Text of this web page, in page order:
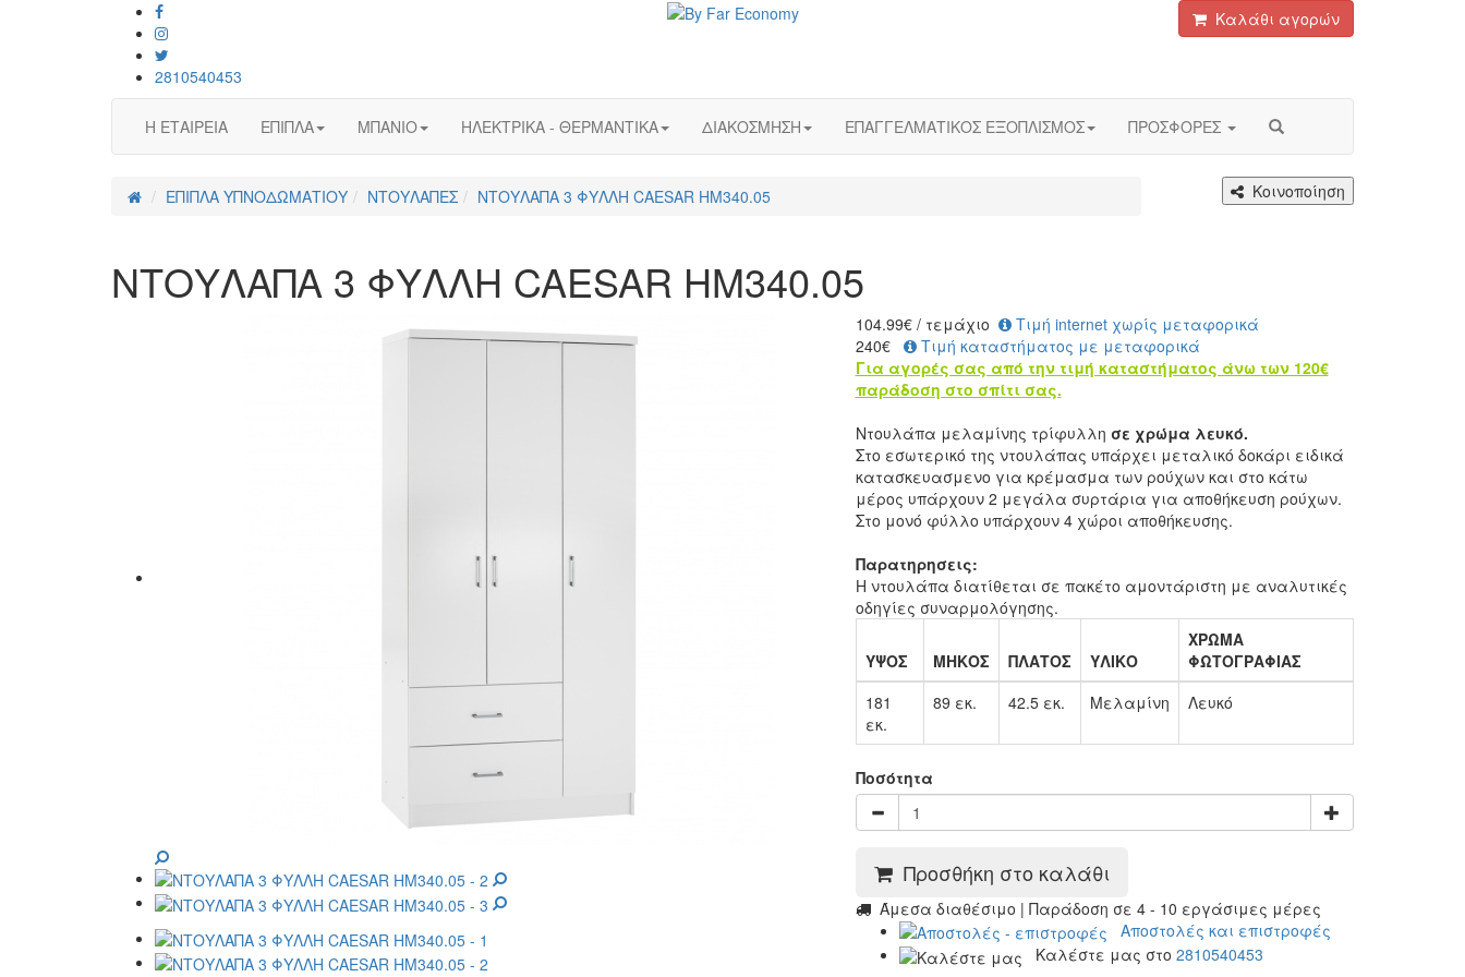
2810540453
Καλάθι αγορών
Η ΕΤΑΙΡΕΙΑ ΕΠΙΠΛΑ ΜΠΑΝΙΟ ΗΛΕΚΤΡΙΚΑ - ΘΕΡΜΑΝΤΙΚΑ ΔΙΑΚΟΣΜΗΣΗ ΕΠΑΓΓΕΛΜΑΤΙΚΟΣ ΕΞΟΠΛΙΣΜΟΣ ΠΡΟΣΦΟΡΕΣ
ΕΠΙΠΛΑ ΥΠΝΟΔΩΜΑΤΙΟΥ ΝΤΟΥΛΑΠΕΣ ΝΤΟΥΛΑΠΑ 3 ΦΥΛΛΗ CAESAR HM340.05 Κοινοποίηση
ΝΤΟΥΛΑΠΑ 3 ΦΥΛΛΗ CAESAR HM340.05
104.99€ / τεμάχιο
Τιμή internet χωρίς μεταφορικά
240€
Τιμή καταστήματος με μεταφορικά
Για αγορές σας από την τιμή καταστήματος άνω των 120€
παράδοση στο σπίτι σας.
Ντουλάπα μελαμίνης τρίφυλλη σε χρώμα λευκό.
Στο εσωτερικό της ντουλάπας υπάρχει μεταλικό δοκάρι ειδικά
κατασκευασμενο για κρέμασμα των ρούχων και στο κάτω
μέρος υπάρχουν 2 μεγάλα συρτάρια για αποθήκευση ρούχων.
Στο μονό φύλλο υπάρχουν 4 χώροι αποθήκευσης.
Παρατηρησεις:
Η ντουλάπα διατίθεται σε πακέτο αμοντάριστη με αναλυτικές
οδηγίες συναρμολόγησης.
ΥΨΟΣ ΜΗΚΟΣ ΠΛΑΤΟΣ ΥΛΙΚΟ
ΧΡΩΜΑ
ΦΩΤΟΓΡΑΦΙΑΣ
181
εκ.
89 εκ. 42.5 εκ. Μελαμίνη Λευκό
Ποσότητα
Προσθήκη στο καλάθι
Άμεσα διαθέσιμο | Παράδοση σε 4 - 10 εργάσιμες μέρες
Αποστολές και επιστροφές
Καλέστε μας στο 2810540453